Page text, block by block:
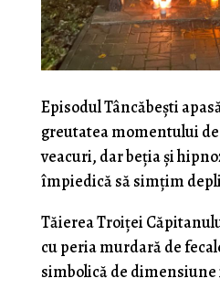
Episodul Tâncăbeşti
greutatea momentului
veacuri, dar beţia şi
împiedică să simţim
Tăierea Troiţei
cu peria murdară de
simbolică de dimensiune